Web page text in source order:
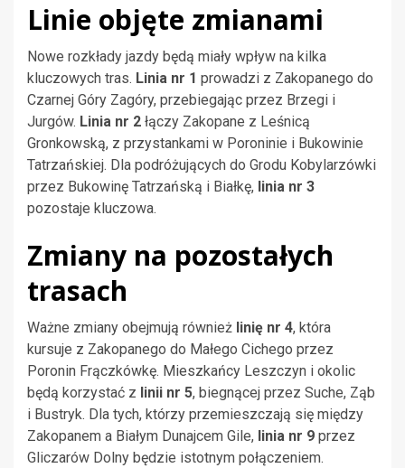
Linie objęte zmianami
Nowe rozkłady jazdy będą miały wpływ na kilka
kluczowych tras. Linia nr 1 prowadzi z Zakopanego do
Czarnej Góry Zagóry, przebiegając przez Brzegi i
Jurgów. Linia nr 2 łączy Zakopane z Leśnicą
Gronkowską, z przystankami w Poroninie i Bukowinie
Tatrzańskiej. Dla podróżujących do Grodu Kobylarzówki
przez Bukowinę Tatrzańską i Białkę, linia nr 3
pozostaje kluczowa.
Zmiany na pozostałych
trasach
Ważne zmiany obejmują również linię nr 4, która
kursuje z Zakopanego do Małego Cichego przez
Poronin Frączkówkę. Mieszkańcy Leszczyn i okolic
będą korzystać z linii nr 5, biegnącej przez Suche, Ząb
i Bustryk. Dla tych, którzy przemieszczają się między
Zakopanem a Białym Dunajcem Gile, linia nr 9 przez
Gliczarów Dolny będzie istotnym połączeniem.